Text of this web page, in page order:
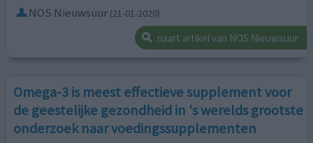
NOS Nieuwsuur (21-01-2020)
naart artikel van NOS Nieuwsuur
Omega-3 is meest effectieve supplement voor
de geestelijke gezondheid in 's werelds grootste
onderzoek naar voedingssupplementen